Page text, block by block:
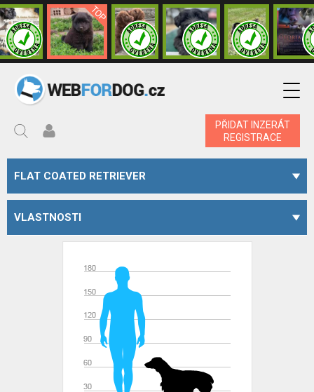
PŘIDAT INZERÁT
REGISTRACE
FLAT COATED RETRIEVER
VLASTNOSTI